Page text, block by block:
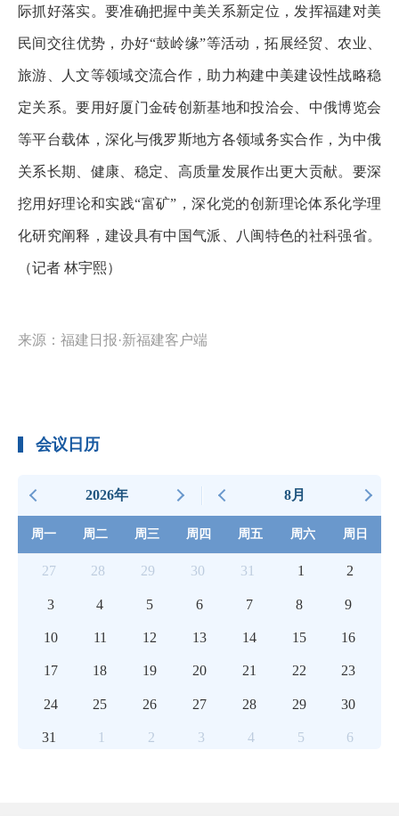
际抓好落实。要准确把握中美关系新定位，发挥福建对美
民间交往优势，办好“鼓岭缘”等活动，拓展经贸、农业、
旅游、人文等领域交流合作，助力构建中美建设性战略稳
定关系。要用好厦门金砖创新基地和投洽会、中俄博览会
等平台载体，深化与俄罗斯地方各领域务实合作，为中俄
关系长期、健康、稳定、高质量发展作出更大贡献。要深
挖用好理论和实践“富矿”，深化党的创新理论体系化学理
化研究阐释，建设具有中国气派、八闽特色的社科强省。
（记者 林宇熙）
来源：福建日报·新福建客户端
会议日历
2026年 8月
周一 周二 周三 周四 周五 周六 周日
27 28 29 30 31 1 2
3 4 5 6 7 8 9
10 11 12 13 14 15 16
17 18 19 20 21 22 23
24 25 26 27 28 29 30
31 1 2 3 4 5 6